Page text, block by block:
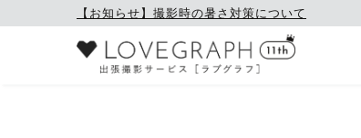
【お知らせ】撮影時の暑さ対策について